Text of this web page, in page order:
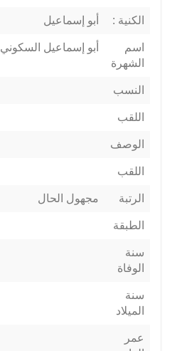
الكنية : أبو إسماعيل
اسم
الشهرة
أبو إسماعيل السكوني
النسب
اللقب
الوصف
اللقب
الرتبة مجهول الحال
الطبقة
سنة
الوفاة
سنة
الميلاد
عمر